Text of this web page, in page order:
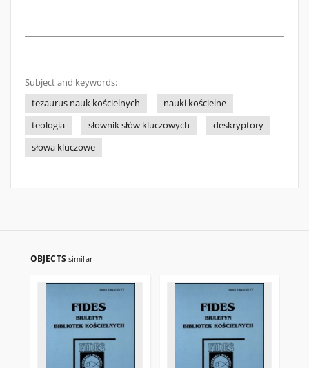
Subject and keywords:
tezaurus nauk kościelnych
nauki kościelne
teologia
słownik słów kluczowych
deskryptory
słowa kluczowe
OBJECTS similar